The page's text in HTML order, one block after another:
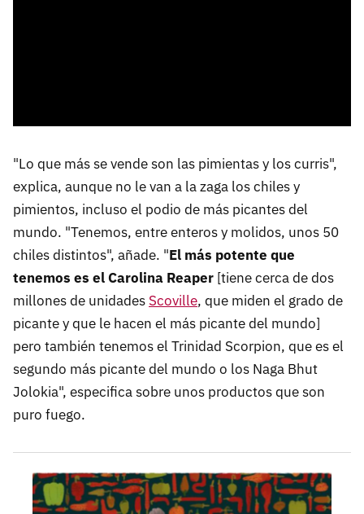
"Lo que más se vende son las pimientas y los curris",
explica, aunque no le van a la zaga los chiles y
pimientos, incluso el podio de más picantes del
mundo. "Tenemos, entre enteros y molidos, unos 50
chiles distintos", añade. "El más potente que
tenemos es el Carolina Reaper [tiene cerca de dos
millones de unidades Scoville, que miden el grado de
picante y que le hacen el más picante del mundo]
pero también tenemos el Trinidad Scorpion, que es el
segundo más picante del mundo o los Naga Bhut
Jolokia", especifica sobre unos productos que son
puro fuego.